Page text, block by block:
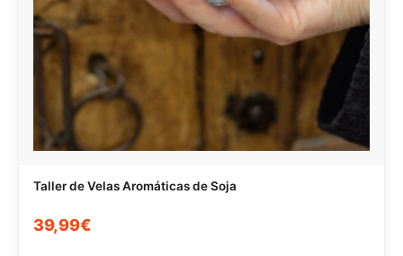
Taller de Velas Aromáticas de Soja
39,99€